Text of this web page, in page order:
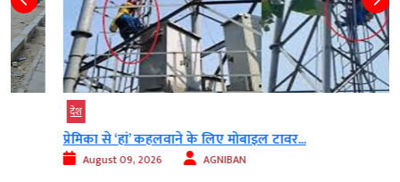
प्रेमिका से ‘हां’ कहलवाने के लिए मोबाइल टावर...
August 09, 2026 AGNIBAN